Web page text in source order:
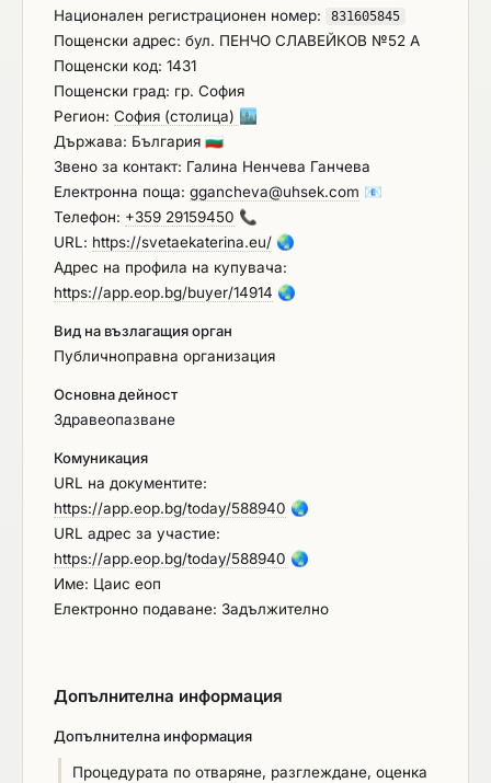
Национален регистрационен номер:
831605845
Пощенски адрес: бул. ПЕНЧО СЛАВЕЙКОВ №52 А
Пощенски код: 1431
Пощенски град: гр. София
Регион: София (столица) 🏙️
Държава: България 🇧🇬
Звено за контакт: Галина Ненчева Ганчева
Електронна поща: ggancheva@uhsek.com 📧
Телефон: +359 29159450 📞
URL: https://svetaekaterina.eu/ 🌏
Адрес на профила на купувача:
https://app.eop.bg/buyer/14914 🌏
Вид на възлагащия орган
Публичноправна организация
Основна дейност
Здравеопазване
Комуникация
URL на документите:
https://app.eop.bg/today/588940 🌏
URL адрес за участие:
https://app.eop.bg/today/588940 🌏
Име: Цаис еоп
Електронно подаване: Задължително
Допълнителна информация
Допълнителна информация
Процедурата по отваряне, разглеждане, оценка